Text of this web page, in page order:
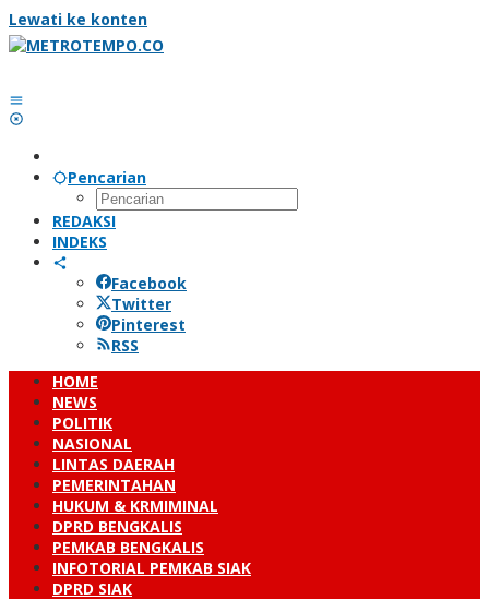
Lewati ke konten
Pencarian
REDAKSI
INDEKS
Facebook
Twitter
Pinterest
RSS
HOME
NEWS
POLITIK
NASIONAL
LINTAS DAERAH
PEMERINTAHAN
HUKUM & KRMIMINAL
DPRD BENGKALIS
PEMKAB BENGKALIS
INFOTORIAL PEMKAB SIAK
DPRD SIAK